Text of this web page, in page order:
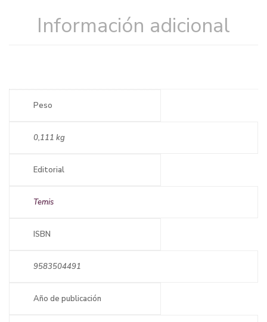
Información adicional
Peso
0,111 kg
Editorial
Temis
ISBN
9583504491
Año de publicación